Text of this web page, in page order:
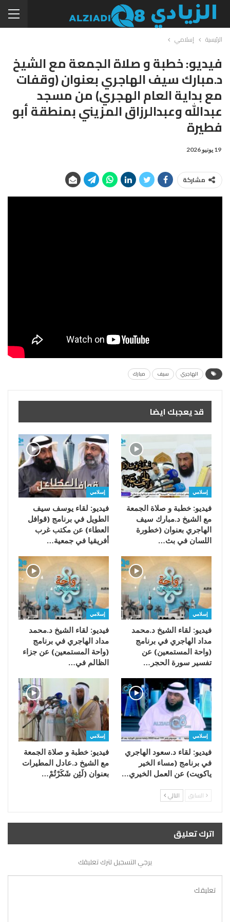
الرئيسية إسلامي
فيديو: خطبة و صلاة الجمعة مع الشيخ
د.مبارك سيف الهاجري بعنوان (وقفات
مع بداية العام الهجري) من مسجد
عبدالله وعبدالرزاق المزيني بمنطقة أبو
فطيرة
19 يونيو 2026
مشاركة
الهاجري سيف مبارك
قد يعجبك ايضا
إسلامي
فيديو: خطبة و صلاة الجمعة
مع الشيخ د.مبارك سيف
الهاجري بعنوان (خطورة
اللسان في بث…
إسلامي
فيديو: لقاء يوسف سيف
الطويل في برنامج (قوافل
العطاء) عن مكتب غرب
أفريقيا في جمعية…
إسلامي
فيديو: لقاء الشيخ د.محمد
مداد الهاجري في برنامج
(واحة المستمعين) عن
تفسير سورة الحجر…
إسلامي
فيديو: لقاء الشيخ د.محمد
مداد الهاجري في برنامج
(واحة المستمعين) عن جزاء
الظالم في…
إسلامي
فيديو: لقاء د.سعود الهاجري
في برنامج (مساء الخير
ياكويت) عن العمل الخيري…
إسلامي
فيديو: خطبة و صلاة الجمعة
مع الشيخ د.عادل المطيرات
بعنوان (لَئِن شَكَرْتُمْ…
السابق التالي
اترك تعليق
يرجي التسجيل لترك تعليقك